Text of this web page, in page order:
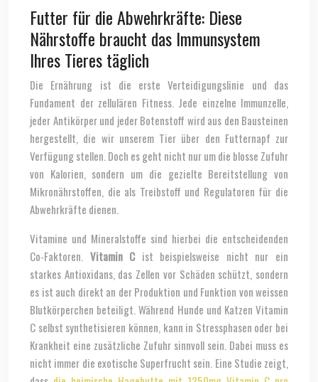
Futter für die Abwehrkräfte: Diese
Nährstoffe braucht das Immunsystem
Ihres Tieres täglich
Die Ernährung ist die erste Verteidigungslinie und das
Fundament der zellulären Fitness. Jede einzelne Immunzelle,
jeder Antikörper und jeder Botenstoff wird aus den Bausteinen
hergestellt, die wir unserem Tier über den Futternapf zur
Verfügung stellen. Doch es geht nicht nur um die blosse Zufuhr
von Kalorien, sondern um die gezielte Bereitstellung von
Mikronährstoffen, die als Treibstoff und Regulatoren für die
Abwehrkräfte dienen.
Vitamine und Mineralstoffe sind hierbei die entscheidenden
Co-Faktoren. Vitamin Cist beispielsweise nicht nur ein
starkes Antioxidans, das Zellen vor Schäden schützt, sondern
es ist auch direkt an der Produktion und Funktion von weissen
Blutkörperchen beteiligt. Während Hunde und Katzen Vitamin
C selbst synthetisieren können, kann in Stressphasen oder bei
Krankheit eine zusätzliche Zufuhr sinnvoll sein. Dabei muss es
nicht immer die exotische Superfrucht sein. Eine Studie zeigt,